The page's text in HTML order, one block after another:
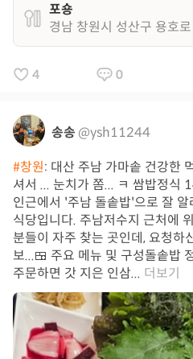
포숑
경남 창원시 성산구 용호
4 0
송송 @ysh11244
#창원: 대산 주남 가마솥 건강한
셔서 ... 눈치가 쫌... ㅋ 쌈밥정식
인근에서 '주남 돌솥밥'으로 잘
식당입니다. 주남저수지 근처에
분들이 자주 찾는 곳인데, 요청하
보... ​🍱 주요 메뉴 및 구성 ​돌솥밥
주문하면 갓 지은 인삼... 더보기